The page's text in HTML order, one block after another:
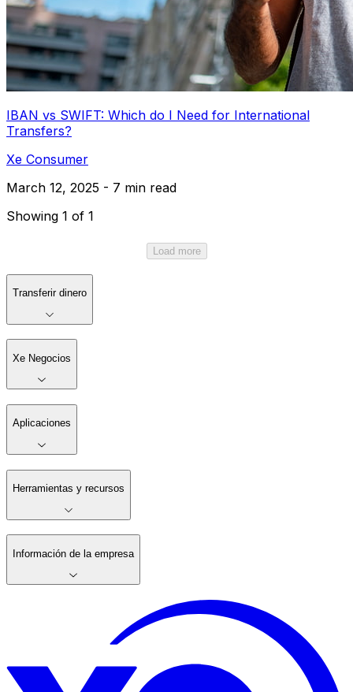
IBAN vs SWIFT: Which do I Need for International
Transfers?
Xe Consumer
March 12, 2025 - 7 min read
Showing 1 of 1
Load more
Transferir dinero
Xe Negocios
Aplicaciones
Herramientas y recursos
Información de la empresa